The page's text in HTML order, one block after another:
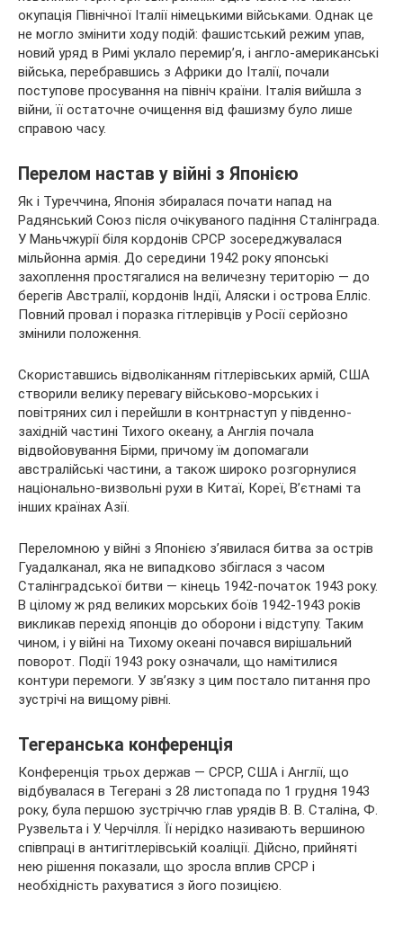
окупація Північної Італії німецькими військами. Однак це
не могло змінити ходу подій: фашистський режим упав,
новий уряд в Римі уклало перемир’я, і англо-американські
війська, перебравшись з Африки до Італії, почали
поступове просування на північ країни. Італія вийшла з
війни, її остаточне очищення від фашизму було лише
справою часу.
Перелом настав у війні з Японією
Як і Туреччина, Японія збиралася почати напад на
Радянський Союз після очікуваного падіння Сталінграда.
У Маньчжурії біля кордонів СРСР зосереджувалася
мільйонна армія. До середини 1942 року японські
захоплення простягалися на величезну територію — до
берегів Австралії, кордонів Індії, Аляски і острова Елліс.
Повний провал і поразка гітлерівців у Росії серйозно
змінили положення.
Скориставшись відволіканням гітлерівських армій, США
створили велику перевагу військово-морських і
повітряних сил і перейшли в контрнаступ у південно-
західній частині Тихого океану, а Англія почала
відвойовування Бірми, причому їм допомагали
австралійські частини, а також широко розгорнулися
національно-визвольні рухи в Китаї, Кореї, В’єтнамі та
інших країнах Азії.
Переломною у війні з Японією з’явилася битва за острів
Гуадалканал, яка не випадково збіглася з часом
Сталінградської битви — кінець 1942-початок 1943 року.
В цілому ж ряд великих морських боїв 1942-1943 років
викликав перехід японців до оборони і відступу. Таким
чином, і у війні на Тихому океані почався вирішальний
поворот. Події 1943 року означали, що намітилися
контури перемоги. У зв’язку з цим постало питання про
зустрічі на вищому рівні.
Тегеранська конференція
Конференція трьох держав — СРСР, США і Англії, що
відбувалася в Тегерані з 28 листопада по 1 грудня 1943
року, була першою зустріччю глав урядів В. В. Сталіна, Ф.
Рузвельта і У. Черчілля. Її нерідко називають вершиною
співпраці в антигітлерівській коаліції. Дійсно, прийняті
нею рішення показали, що зросла вплив СРСР і
необхідність рахуватися з його позицією.